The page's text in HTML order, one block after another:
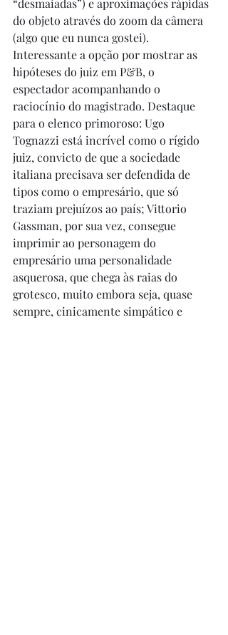
“desmaiadas”) e aproximações rápidas
do objeto através do zoom da câmera
(algo que eu nunca gostei).
Interessante a opção por mostrar as
hipóteses do juiz em P&B, o
espectador acompanhando o
raciocínio do magistrado. Destaque
para o elenco primoroso: Ugo
Tognazzi está incrível como o rígido
juiz, convicto de que a sociedade
italiana precisava ser defendida de
tipos como o empresário, que só
traziam prejuízos ao país; Vittorio
Gassman, por sua vez, consegue
imprimir ao personagem do
empresário uma personalidade
asquerosa, que chega às raias do
grotesco, muito embora seja, quase
sempre, cinicamente simpático e